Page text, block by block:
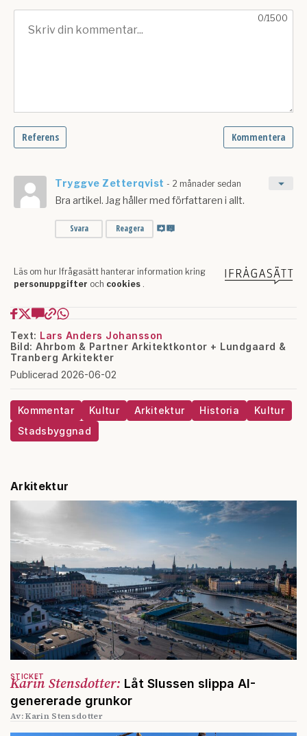
Text: Lars Anders Johansson
Bild: Ahrbom & Partner Arkitektkontor + Lundgaard &
Tranberg Arkitekter
Publicerad 2026-06-02
Kommentar Kultur Arkitektur Historia
Kultur
Stadsbyggnad
Arkitektur
Karin Stensdotter: Låt Slussen slippa AI-
genererade grunkor
STICKET
Av: Karin Stensdotter